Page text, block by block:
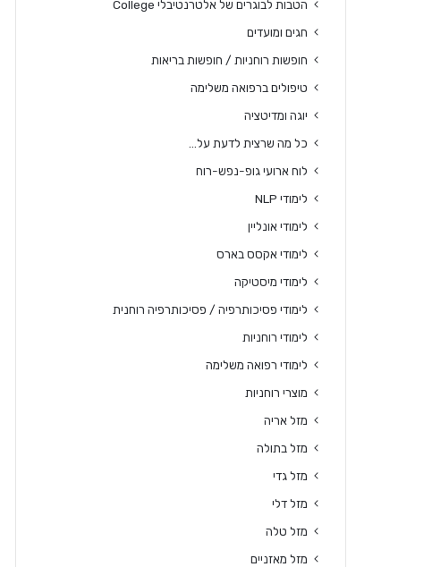
הטבות לבוגרים של אלטרנטיבלי College
חגים ומועדים
חופשות רוחניות / חופשות בריאות
טיפולים ברפואה משלימה
יוגה ומדיטציה
כל מה שרצית לדעת על…
לוח ארועי גופ-נפש-רוח
לימודי NLP
לימודי אונליין
לימודי אקסס בארס
לימודי מיסטיקה
לימודי פסיכותרפיה / פסיכותרפיה רוחנית
לימודי רוחניות
לימודי רפואה משלימה
מוצרי רוחניות
מזל אריה
מזל בתולה
מזל גדי
מזל דלי
מזל טלה
מזל מאזניים